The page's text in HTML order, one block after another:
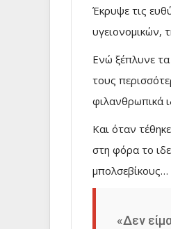
Έκρυψε τις
υγειονομικών,
Ενώ ξέπλυνε
τους
φιλανθρωπικά
Και όταν
στη φόρα το
μπολσεβίκους…
«Δεν